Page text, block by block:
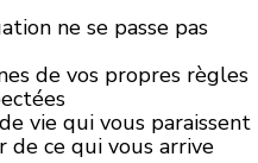
ne se passe pas
de vos propres règles
vie qui vous paraissent
de ce qui vous arrive